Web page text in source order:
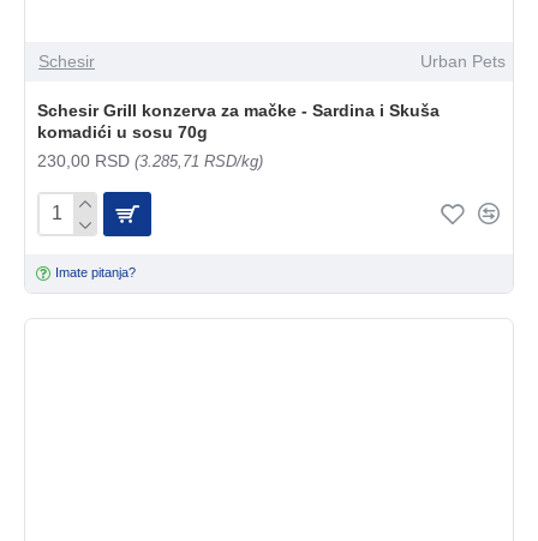
Schesir Urban Pets
Schesir Grill konzerva za mačke - Sardina i Skuša
komadići u sosu 70g
230,00 RSD (3.285,71 RSD/kg)
Imate pitanja?